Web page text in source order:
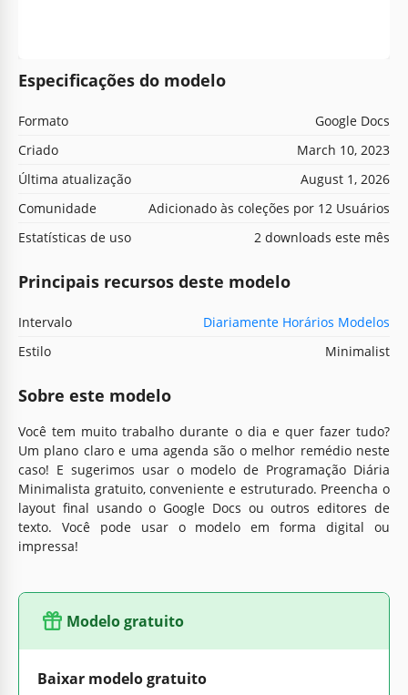
Especificações do modelo
Formato
Google Docs
Criado
March 10, 2023
Última atualização
August 1, 2026
Comunidade
Adicionado às coleções por 12 Usuários
Estatísticas de uso
2 downloads este mês
Principais recursos deste modelo
Intervalo
Diariamente Horários Modelos
Estilo
Minimalist
Sobre este modelo
Você tem muito trabalho durante o dia e quer fazer tudo?
Um plano claro e uma agenda são o melhor remédio neste
caso! E sugerimos usar o modelo de Programação Diária
Minimalista gratuito, conveniente e estruturado. Preencha o
layout final usando o Google Docs ou outros editores de
texto. Você pode usar o modelo em forma digital ou
impressa!
Modelo gratuito
Baixar modelo gratuito